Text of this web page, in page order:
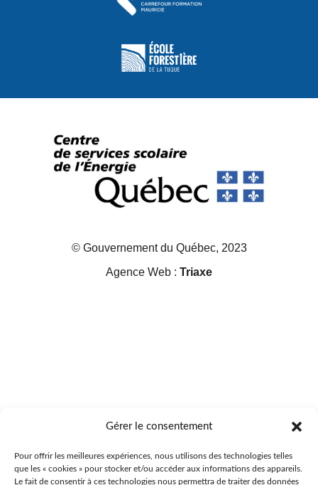
Gérer le consentement
Pour offrir les meilleures expériences, nous utilisons des technologies telles
que les « cookies » pour stocker et/ou accéder aux informations des appareils.
Le fait de consentir à ces technologies nous permettra de traiter des données
© Gouvernement du Québec, 2023
Agence Web : Triaxe